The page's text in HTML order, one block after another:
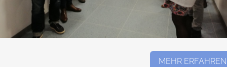
MEHR ERFAHREN